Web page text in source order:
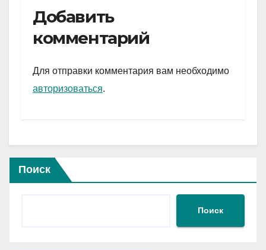
e
gr
a
m
er
s
A
p
и
Добавить
комментарий
Для отправки комментария вам необходимо
авторизоваться.
Поиск
Поиск